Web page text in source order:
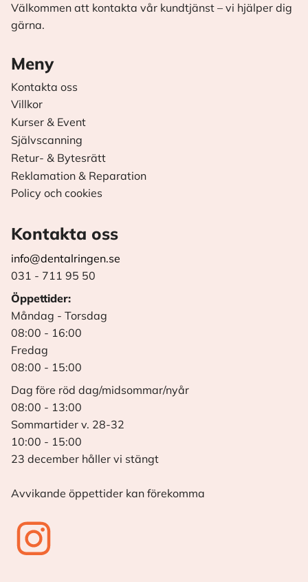
Välkommen att kontakta vår kundtjänst – vi hjälper dig
gärna.
Meny
Kontakta oss
Villkor
Kurser & Event
Självscanning
Retur- & Bytesrätt
Reklamation & Reparation
Policy och cookies
Kontakta oss
info@dentalringen.se
031 - 711 95 50
Öppettider:
Måndag - Torsdag
08:00 - 16:00
Fredag
08:00 - 15:00
Dag före röd dag/midsommar/nyår
08:00 - 13:00
Sommartider v. 28-32
10:00 - 15:00
23 december håller vi stängt
Avvikande öppettider kan förekomma